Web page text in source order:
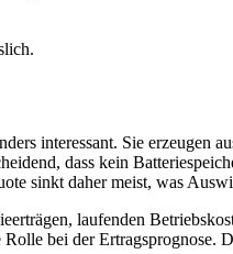
interessant. Sie erzeugen
dass kein
sinkt daher meist, was
laufenden
bei der Ertragsprognose.